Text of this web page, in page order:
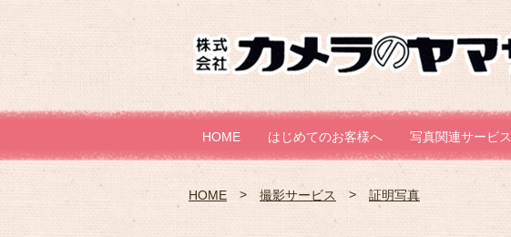
HOME はじめてのお客様へ 写真関連サービス
HOME 撮影サービス 証明写真